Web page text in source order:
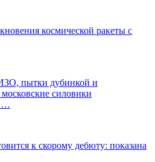
космической ракеты с
пытки дубинкой и
силовики
к скорому дебюту: показана